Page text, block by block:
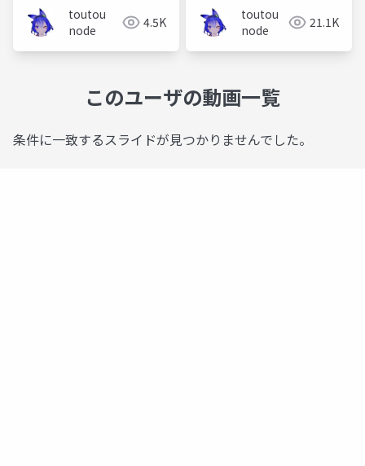
toutou
node
4.5K
toutou
node
21.1K
このユーザの動画一覧
条件に一致するスライドが見つかりませんでした。